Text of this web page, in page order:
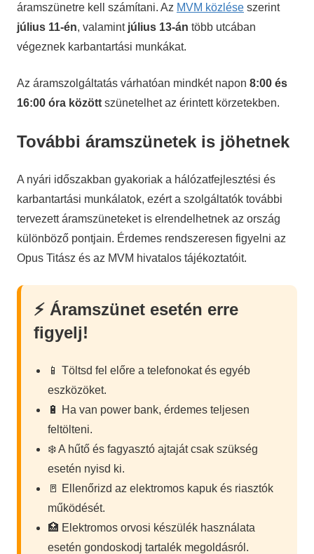
áramszünetre kell számítani. Az MVM közlése szerint
július 11-én, valamint július 13-án több utcában
végeznek karbantartási munkákat.
Az áramszolgáltatás várhatóan mindkét napon 8:00 és
16:00 óra között szünetelhet az érintett körzetekben.
További áramszünetek is jöhetnek
A nyári időszakban gyakoriak a hálózatfejlesztési és
karbantartási munkálatok, ezért a szolgáltatók további
tervezett áramszüneteket is elrendelhetnek az ország
különböző pontjain. Érdemes rendszeresen figyelni az
Opus Titász és az MVM hivatalos tájékoztatóit.
⚡ Áramszünet esetén erre
figyelj!
📱 Töltsd fel előre a telefonokat és egyéb
eszközöket.
🔋 Ha van power bank, érdemes teljesen
feltölteni.
❄️ A hűtő és fagyasztó ajtaját csak szükség
esetén nyisd ki.
🚪 Ellenőrizd az elektromos kapuk és riasztók
működését.
🏥 Elektromos orvosi készülék használata
esetén gondoskodj tartalék megoldásról.